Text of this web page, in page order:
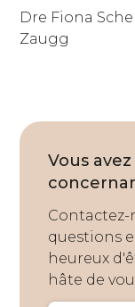
Dre Fiona
Zaugg
Vous
Contactez-
questions
heureux
hâte de